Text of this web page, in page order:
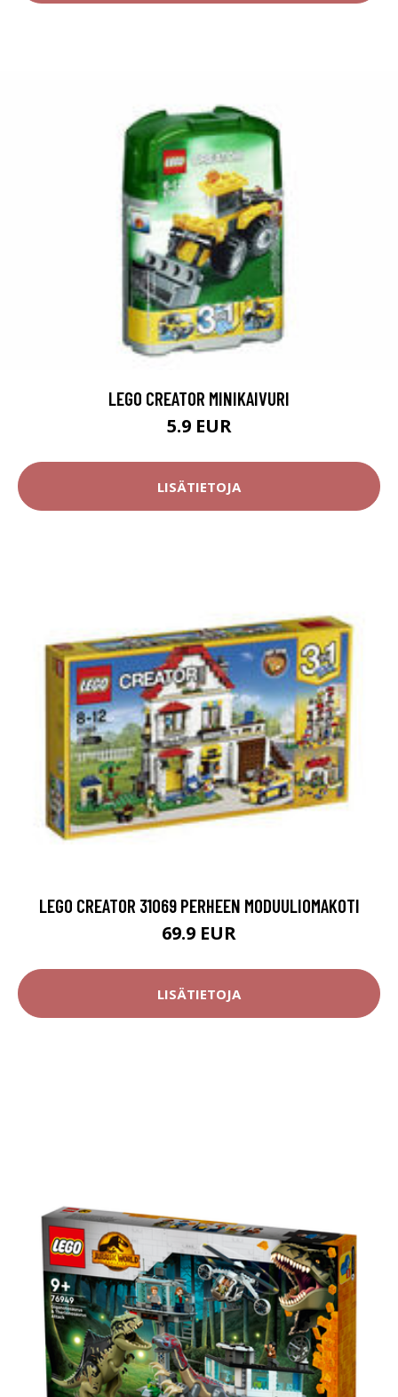
LEGO CREATOR MINIKAIVURI
5.9 EUR
LISÄTIETOJA
LEGO CREATOR 31069 PERHEEN MODUULIOMAKOTI
69.9 EUR
LISÄTIETOJA